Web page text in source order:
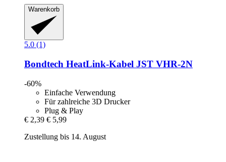
Warenkorb
5.0 (1)
Bondtech HeatLink-​Kabel JST VHR-​2N
-60%
Einfache Verwendung
Für zahlreiche 3D Drucker
Plug & Play
€ 2,39 € 5,99
Zustellung bis 14. August